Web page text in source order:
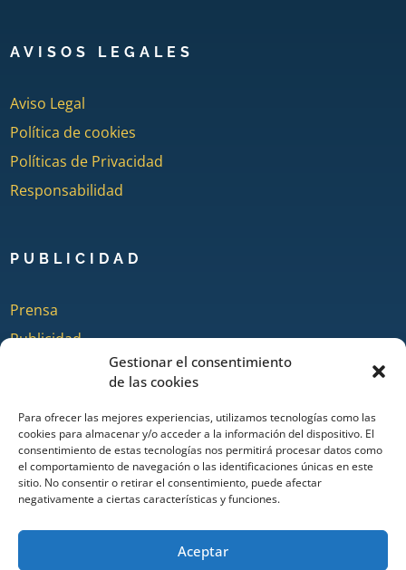
Gestionar el consentimiento
de las cookies
Para ofrecer las mejores experiencias, utilizamos tecnologías como las
cookies para almacenar y/o acceder a la información del dispositivo. El
consentimiento de estas tecnologías nos permitirá procesar datos como
el comportamiento de navegación o las identificaciones únicas en este
sitio. No consentir o retirar el consentimiento, puede afectar
negativamente a ciertas características y funciones.
Aceptar
AVISOS LEGALES
Aviso Legal
Política de cookies
Políticas de Privacidad
Responsabilidad
PUBLICIDAD
Prensa
Publicidad
Quienes somos
COLABORA
Añadir Evento